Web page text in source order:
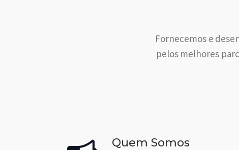
Fornecemos e
pelos melhores
Quem Somos